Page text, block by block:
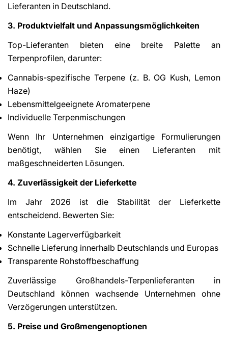
Lieferanten in Deutschland.
3. Produktvielfalt und Anpassungsmöglichkeiten
Top-Lieferanten bieten eine breite Palette an
Terpenprofilen, darunter:
Cannabis-spezifische Terpene (z. B. OG Kush, Lemon
Haze)
Lebensmittelgeeignete Aromaterpene
Individuelle Terpenmischungen
Wenn Ihr Unternehmen einzigartige Formulierungen
benötigt, wählen Sie einen Lieferanten mit
maßgeschneiderten Lösungen.
4. Zuverlässigkeit der Lieferkette
Im Jahr 2026 ist die Stabilität der Lieferkette
entscheidend. Bewerten Sie:
Konstante Lagerverfügbarkeit
Schnelle Lieferung innerhalb Deutschlands und Europas
Transparente Rohstoffbeschaffung
Zuverlässige Großhandels-Terpenlieferanten in
Deutschland können wachsende Unternehmen ohne
Verzögerungen unterstützen.
5. Preise und Großmengenoptionen